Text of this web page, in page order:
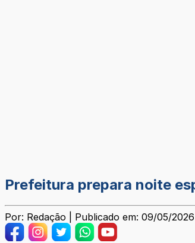
Prefeitura prepara noite
Por: Redação | Publicado em: 09/05/